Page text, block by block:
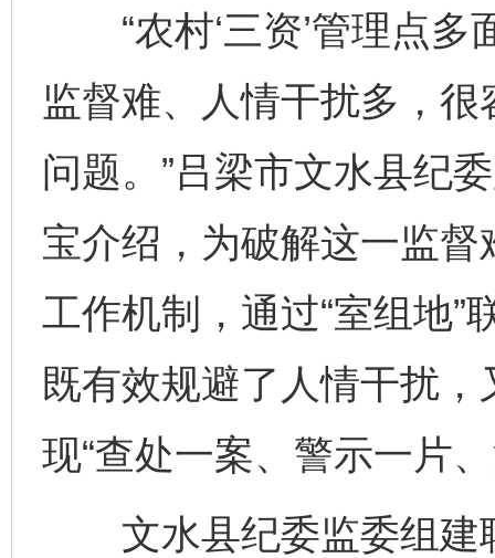
“农村‘三资’管理点多
监督难、人情干扰多，
问题。”吕梁市文水县纪
宝介绍，为破解这一监
工作机制，通过“室组地”
既有效规避了人情干扰
现“查处一案、警示一片
文水县纪委监委组建